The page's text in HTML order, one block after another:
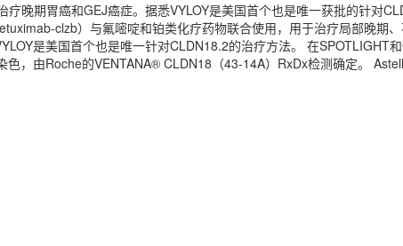
晚期胃癌和GEJ癌症。据悉VYLOY是美国首个也是唯一获批的针对
clzb）与氟嘧啶和铂类化疗药物联合使用，用于治疗局部晚期
是美国首个也是唯一针对CLDN18.2的治疗方法。 在
，由Roche的VENTANA® CLDN18（43-14A）RxDx检测确定。